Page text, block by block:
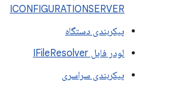
ICONFIGURATIONSERVER
پیکربندی دستگاه
لودر فایل IFileResolver
پیکربندی سراسری